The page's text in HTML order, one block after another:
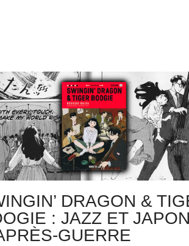
DRAGON &
: JAZZ ET JAPON
GUERRE